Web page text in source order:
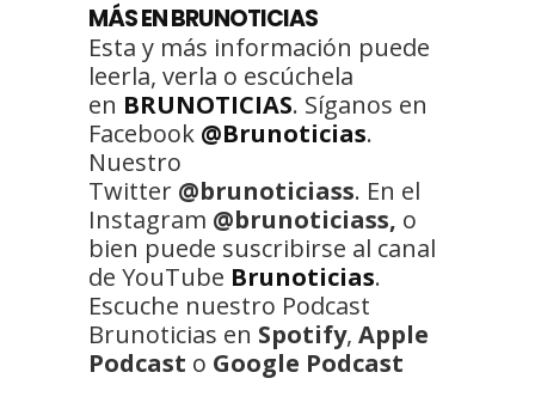
MÁS EN BRUNOTICIAS
Esta y más información puede
leerla, verla o escúchela
en BRUNOTICIAS. Síganos en
Facebook @Brunoticias.
Nuestro
Twitter @brunoticiass. En el
Instagram @brunoticiass, o
bien puede suscribirse al canal
de YouTube Brunoticias.
Escuche nuestro Podcast
Brunoticias en Spotify, Apple
Podcast o Google Podcast